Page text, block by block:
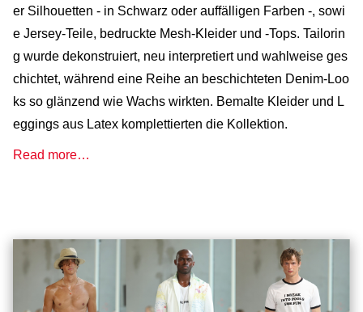
er Silhouetten - in Schwarz oder auffälligen Farben -, sowi
e Jersey-Teile, bedruckte Mesh-Kleider und -Tops. Tailorin
g wurde dekonstruiert, neu interpretiert und wahlweise ges
chichtet, während eine Reihe an beschichteten Denim-Loo
ks so glänzend wie Wachs wirkten. Bemalte Kleider und L
eggings aus Latex komplettierten die Kollektion.
Read more…